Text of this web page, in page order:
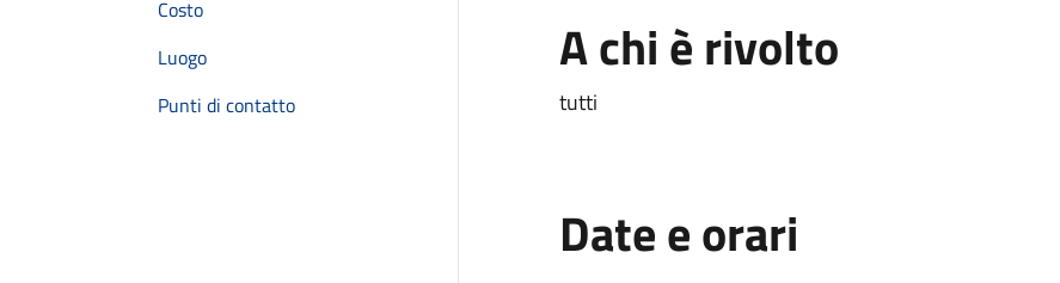
Costo
Luogo
Punti di contatto
A chi è rivolto
tutti
Date e orari